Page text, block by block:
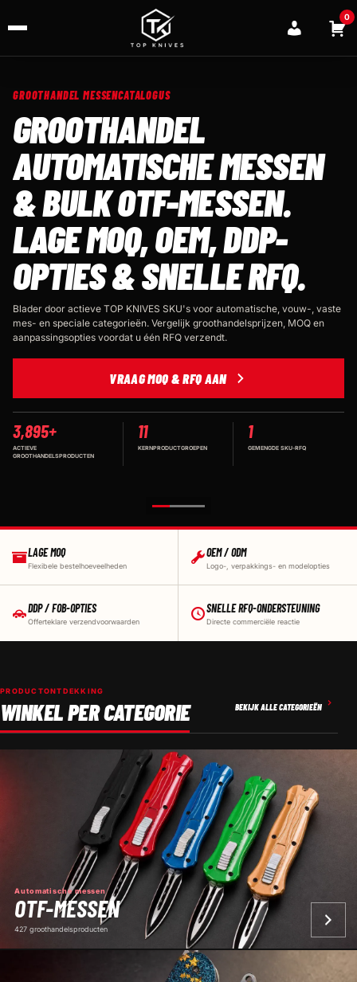
0
GROOTHANDEL MESSENCATALOGUS
GROOTHANDEL
AUTOMATISCHE MESSEN
& BULK OTF-MESSEN.
LAGE MOQ, OEM, DDP-
OPTIES & SNELLE RFQ.
Blader door actieve TOP KNIVES SKU's voor automatische, vouw-, vaste
mes- en speciale categorieën. Vergelijk groothandelsprijzen, MOQ en
aanpassingsopties voordat u één RFQ verzendt.
VRAAG MOQ & RFQ AAN
3,895+
ACTIEVE
GROOTHANDELSPRODUCTEN
11
KERNPRODUCTGROEPEN
1
GEMENGDE SKU-RFQ
LAGE MOQ
Flexibele bestelhoeveelheden
OEM / ODM
Logo-, verpakkings- en modelopties
DDP / FOB-OPTIES
Offerteklare verzendvoorwaarden
SNELLE RFQ-ONDERSTEUNING
Directe commerciële reactie
PRODUCTONTDEKKING
WINKEL PER CATEGORIE BEKIJK ALLE CATEGORIEËN
Automatische messen
OTF-MESSEN
427 groothandelsproducten